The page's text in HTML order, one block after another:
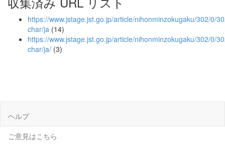
https://www.jstage.jst.go.jp/article/nihonminzokugaku/302/0/
char/ja (14)
https://www.jstage.jst.go.jp/article/nihonminzokugaku/302/0/
char/ja/ (3)
ヘルプ
ご意見はこちら